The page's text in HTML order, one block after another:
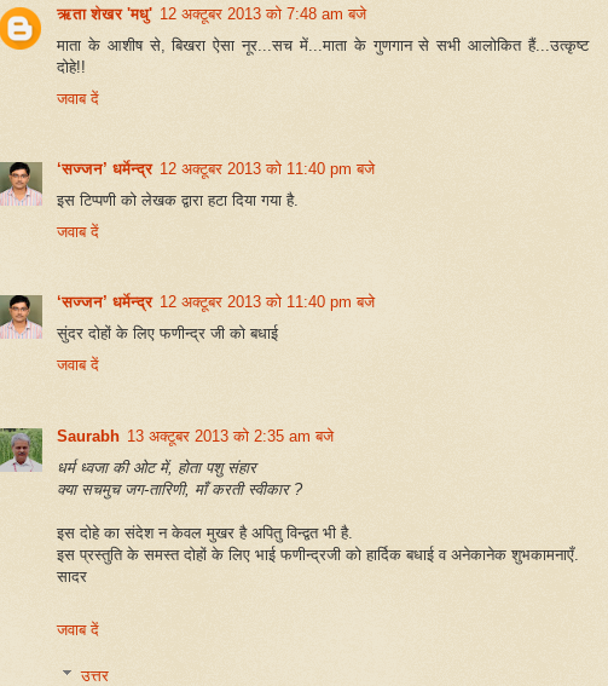
ऋता शेखर 'मधु' 12 अक्टूबर 2013 को 7:48 am बजे
माता के आशीष से, बिखरा ऐसा नूर...सच में...माता के गुणगान से सभी आलोकित हैं...उत्कृष्ट
दोहे!!
जवाब दें
‘सज्जन’ धर्मेन्द्र 12 अक्टूबर 2013 को 11:40 pm बजे
इस टिप्पणी को लेखक द्वारा हटा दिया गया है.
जवाब दें
‘सज्जन’ धर्मेन्द्र 12 अक्टूबर 2013 को 11:40 pm बजे
सुंदर दोहों के लिए फणीन्द्र जी को बधाई
जवाब दें
Saurabh 13 अक्टूबर 2013 को 2:35 am बजे
धर्म ध्वजा की ओट में, होता पशु संहार
क्या सचमुच जग-तारिणी, माँ करती स्वीकार ?
इस दोहे का संदेश न केवल मुखर है अपितु विन्द्वत भी है.
इस प्रस्तुति के समस्त दोहों के लिए भाई फणीन्द्रजी को हार्दिक बधाई व अनेकानेक शुभकामनाएँ.
सादर
जवाब दें
उत्तर